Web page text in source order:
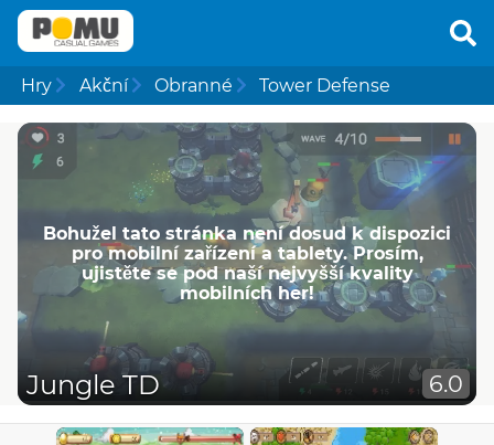
Hry Akční Obranné Tower Defense
Bohužel tato stránka není dosud k dispozici
pro mobilní zařízení a tablety. Prosím,
ujistěte se pod naší nejvyšší kvality
mobilních her!
Jungle TD 6.0